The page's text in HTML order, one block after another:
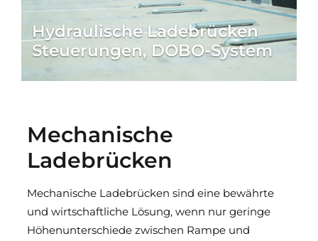
Hydraulische Ladebrücken
Steuerungen, DOBO-System
Mechanische
Ladebrücken
Mechanische Ladebrücken sind eine bewährte
und wirtschaftliche Lösung, wenn nur geringe
Höhenunterschiede zwischen Rampe und